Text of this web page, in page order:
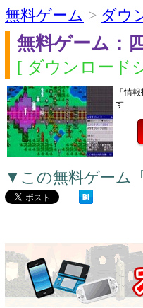
無料ゲーム > ダウ
無料ゲーム：
[ ダウンロード
「情
す
▼この無料ゲーム